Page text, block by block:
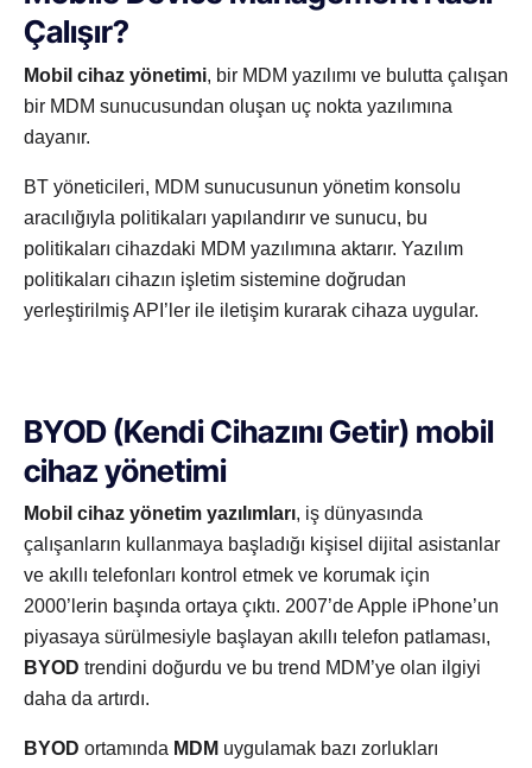
Çalışır?
Mobil cihaz yönetimi, bir MDM yazılımı ve bulutta çalışan
bir MDM sunucusundan oluşan uç nokta yazılımına
dayanır.
BT yöneticileri, MDM sunucusunun yönetim konsolu
aracılığıyla politikaları yapılandırır ve sunucu, bu
politikaları cihazdaki MDM yazılımına aktarır. Yazılım
politikaları cihazın işletim sistemine doğrudan
yerleştirilmiş API’ler ile iletişim kurarak cihaza uygular.
BYOD (Kendi Cihazını Getir) mobil
cihaz yönetimi
Mobil cihaz yönetim yazılımları, iş dünyasında
çalışanların kullanmaya başladığı kişisel dijital asistanlar
ve akıllı telefonları kontrol etmek ve korumak için
2000’lerin başında ortaya çıktı. 2007’de Apple iPhone’un
piyasaya sürülmesiyle başlayan akıllı telefon patlaması,
BYOD trendini doğurdu ve bu trend MDM’ye olan ilgiyi
daha da artırdı.
BYOD ortamında MDM uygulamak bazı zorlukları